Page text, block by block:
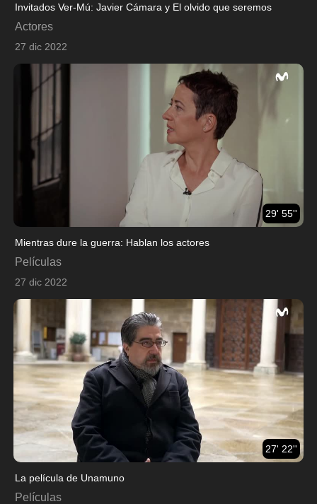
Invitados Ver-Mú: Javier Cámara y El olvido que seremos
Actores
27 dic 2022
29' 55''
Mientras dure la guerra: Hablan los actores
Películas
27 dic 2022
27' 22''
La película de Unamuno
Películas